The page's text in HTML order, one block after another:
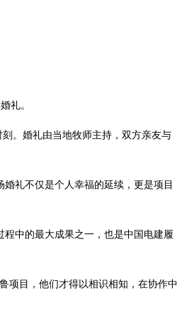
礼。
。婚礼由当地牧师主持，双方亲友与
礼不仅是个人幸福的延续，更是项目
中的最大成果之一，也是中国电建履
项目，他们才得以相识相知，在协作中